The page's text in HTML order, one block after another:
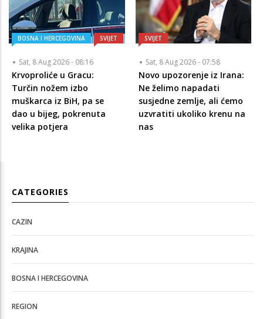
BOSNA I HERCEGOVINA SVIJET
Sat, 8 Aug 2026 - 08:16
Krvoproliće u Gracu:
Turčin nožem izbo
muškarca iz BiH, pa se
dao u bijeg, pokrenuta
velika potjera
SVIJET
Sat, 8 Aug 2026 - 07:58
Novo upozorenje iz Irana:
Ne želimo napadati
susjedne zemlje, ali ćemo
uzvratiti ukoliko krenu na
nas
CATEGORIES
CAZIN
KRAJINA
BOSNA I HERCEGOVINA
REGION